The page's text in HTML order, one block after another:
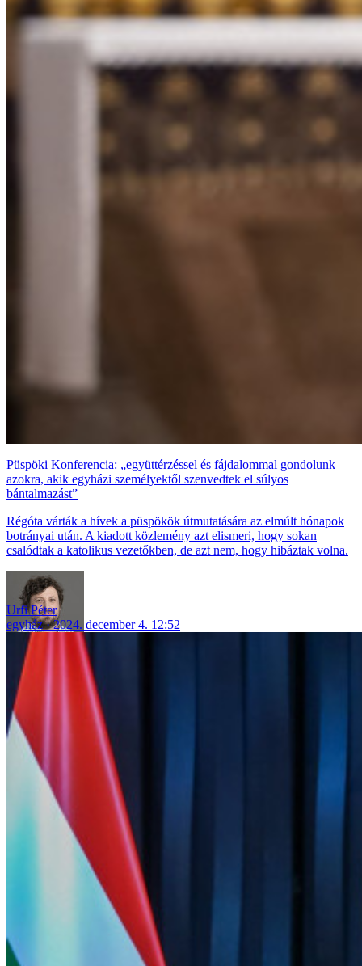
Püspöki Konferencia: „együttérzéssel és fájdalommal gondolunk
azokra, akik egyházi személyektől szenvedtek el súlyos
bántalmazást”
Régóta várták a hívek a püspökök útmutatására az elmúlt hónapok
botrányai után. A kiadott közlemény azt elismeri, hogy sokan
csalódtak a katolikus vezetőkben, de azt nem, hogy hibáztak volna.
Urfi Péter
egyház
2024. december 4. 12:52